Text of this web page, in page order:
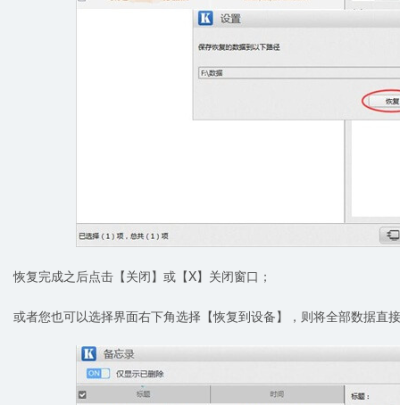
恢复完成之后点击【关闭】或【X】关闭窗口；
或者您也可以选择界面右下角选择【恢复到设备】，则将全部数据直